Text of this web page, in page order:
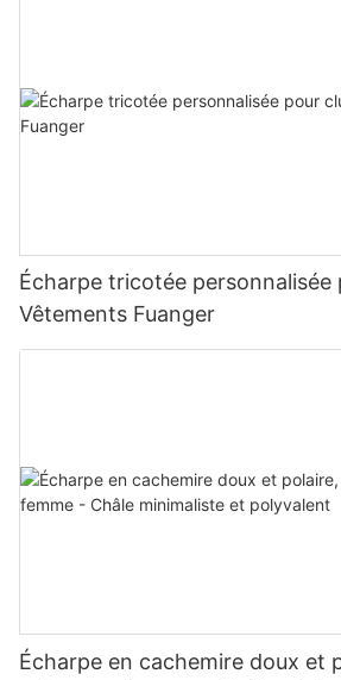
Écharpe tricotée personnalisée
Vêtements Fuanger
Écharpe en cachemire doux et